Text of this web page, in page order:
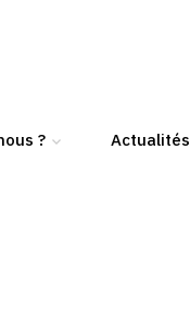
? Actualités